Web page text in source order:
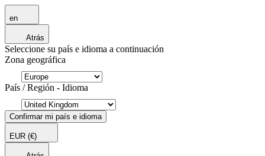
en
Atrás
Seleccione su país e idioma a continuación
Zona geográfica
País / Región - Idioma
Confirmar mi país e idioma
EUR (€)